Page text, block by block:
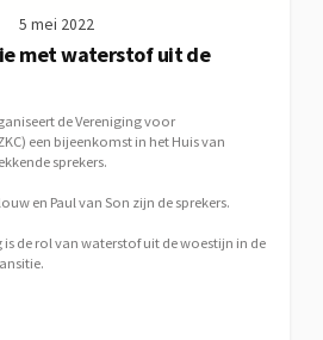
5 mei 2022
met waterstof uit de
de Vereniging voor
een bijeenkomst in het Huis van
sprekers.
en Paul van Son zijn de sprekers.
de rol van waterstof uit de woestijn in de